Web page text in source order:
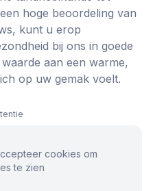
hoge beoordeling van
kunt u erop
bij ons in goede
aan een warme,
op uw gemak voelt.
cookies om
te zien